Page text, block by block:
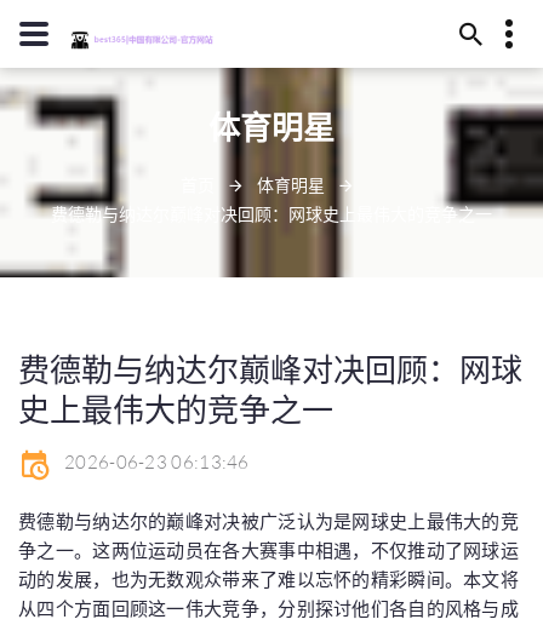
15245130657
陇南市括某之森253号
体育明星
体育明星
费德勒与纳达尔巅峰对决回顾：网球史上最伟大的竞争之一
费德勒与纳达尔巅峰对决回顾：网球
史上最伟大的竞争之一
2026-06-23 06:13:46
费德勒与纳达尔的巅峰对决被广泛认为是网球史上最伟大的竞
争之一。这两位运动员在各大赛事中相遇，不仅推动了网球运
动的发展，也为无数观众带来了难以忘怀的精彩瞬间。本文将
从四个方面回顾这一伟大竞争，分别探讨他们各自的风格与成